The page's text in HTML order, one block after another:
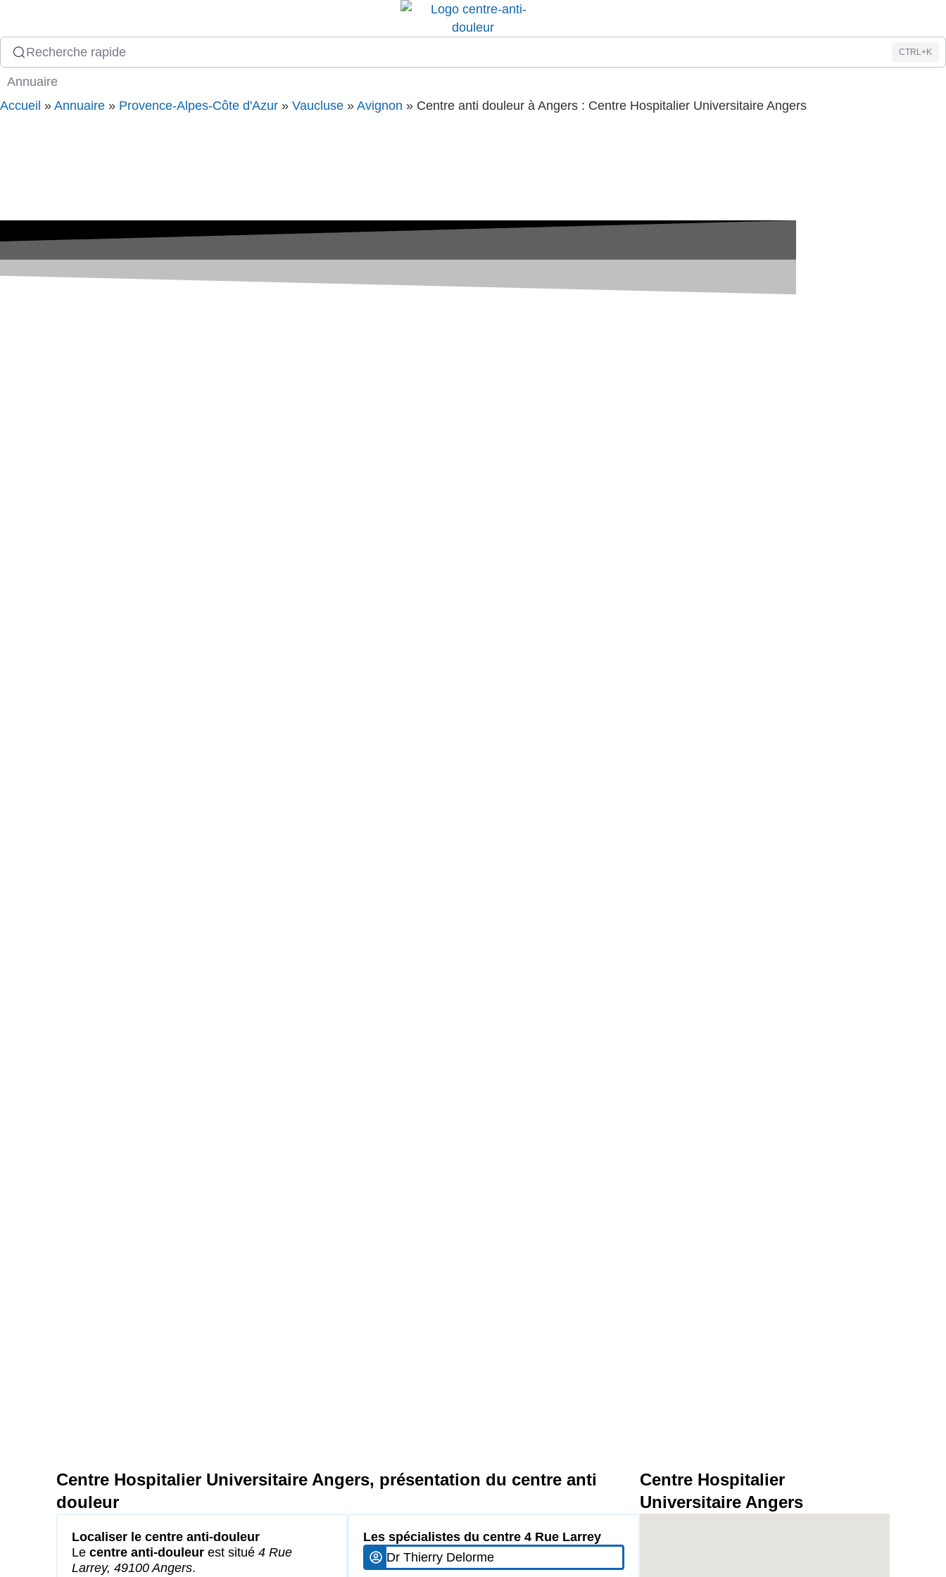
Recherche rapide CTRL+K
Annuaire
Accueil » Annuaire » Provence-Alpes-Côte d'Azur » Vaucluse » Avignon » Centre anti douleur à Angers : Centre Hospitalier Universitaire Angers
Centre Hospitalier Universitaire Angers, présentation du centre anti
douleur
Localiser le centre anti-douleur
Le centre anti-douleur est situé 4 Rue
Larrey, 49100 Angers.
Les spécialistes du centre 4 Rue Larrey
Dr Thierry Delorme
Centre Hospitalier
Universitaire Angers